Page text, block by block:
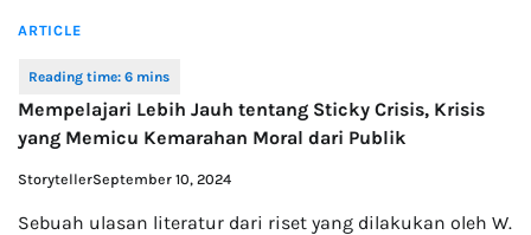
ARTICLE
Mempelajari Lebih Jauh tentang Sticky Crisis, Krisis
yang Memicu Kemarahan Moral dari Publik
StorytellerSeptember 10, 2024
Sebuah ulasan literatur dari riset yang dilakukan oleh W.